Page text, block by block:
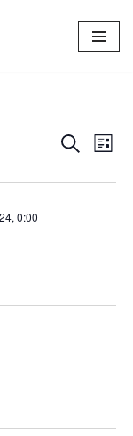
Suche
Suche
Liste
0:00